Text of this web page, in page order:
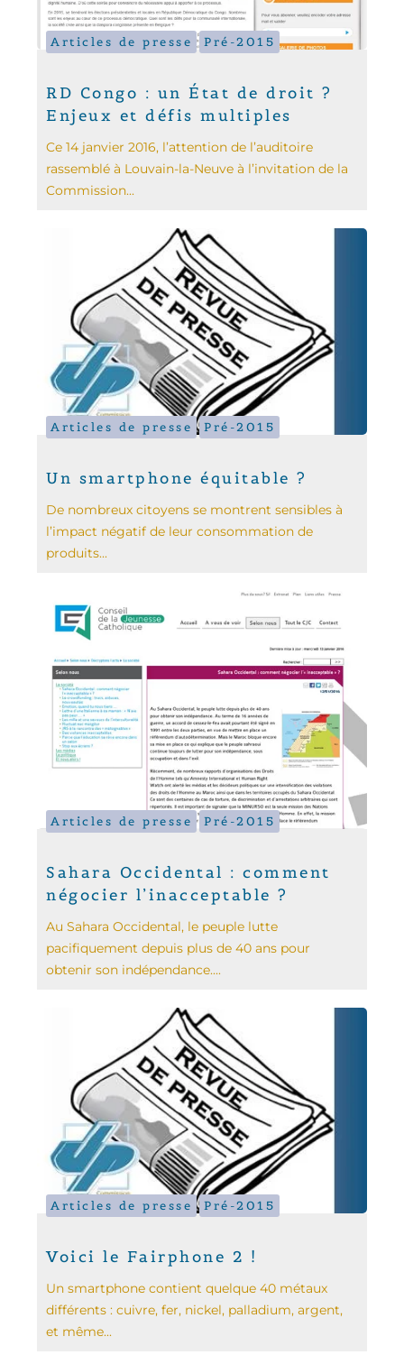
Articles de presse Pré-2015
RD Congo : un État de droit ?
Enjeux et défis multiples
Ce 14 janvier 2016, l’attention de l’auditoire
rassemblé à Louvain-la-Neuve à l’invitation de la
Commission...
Articles de presse Pré-2015
Un smartphone équitable ?
De nombreux citoyens se montrent sensibles à
l’impact négatif de leur consommation de
produits...
Articles de presse Pré-2015
Sahara Occidental : comment
négocier l’inacceptable ?
Au Sahara Occidental, le peuple lutte
pacifiquement depuis plus de 40 ans pour
obtenir son indépendance....
Articles de presse Pré-2015
Voici le Fairphone 2 !
Un smartphone contient quelque 40 métaux
différents : cuivre, fer, nickel, palladium, argent,
et même...